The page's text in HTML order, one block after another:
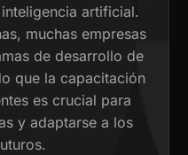
artificial.
muchas empresas
de desarrollo de
que la capacitación
es crucial para
y adaptarse a los